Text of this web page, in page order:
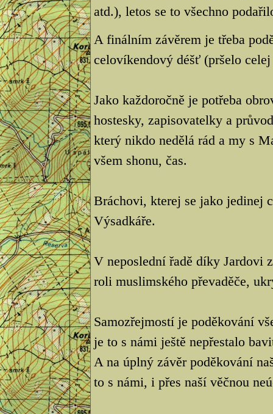
atd.), letos se to všechno
A finálním závěrem je třeba
celovíkendový déšť (pršelo
Jako každoročně je potřeba
hostesky, zapisovatelky a
který nikdo nedělá rád a my s
všem shonu, čas.
Bráchovi, kterej se jako jedinej
Výsadkáře.
V neposlední řadě díky Jardovi
roli muslimského převaděče,
Samozřejmostí je poděkování
je to s námi ještě nepřestalo
A na úplný závěr poděkování
to s námi, i přes naší věčnou